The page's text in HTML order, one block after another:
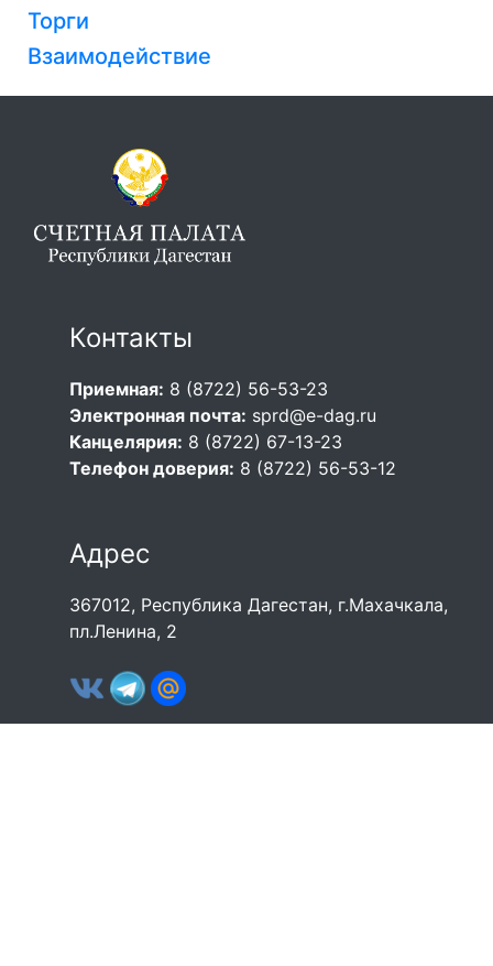
Торги
Взаимодействие
Контакты
Приемная: 8 (8722) 56-53-23
Электронная почта: sprd@e-dag.ru
Канцелярия: 8 (8722) 67-13-23
Телефон доверия: 8 (8722) 56-53-12
Адрес
367012, Республика Дагестан, г.Махачкала,
пл.Ленина, 2